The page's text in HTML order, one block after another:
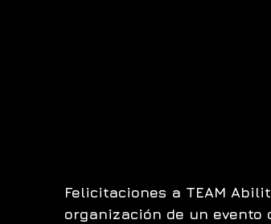
Felicitaciones a TEAM
organización de un evento